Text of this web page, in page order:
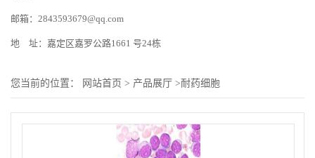
邮箱：2843593679@qq.com
地 址：嘉定区嘉罗公路1661 号24栋
您当前的位置： 网站首页 > 产品展厅 >耐药细胞